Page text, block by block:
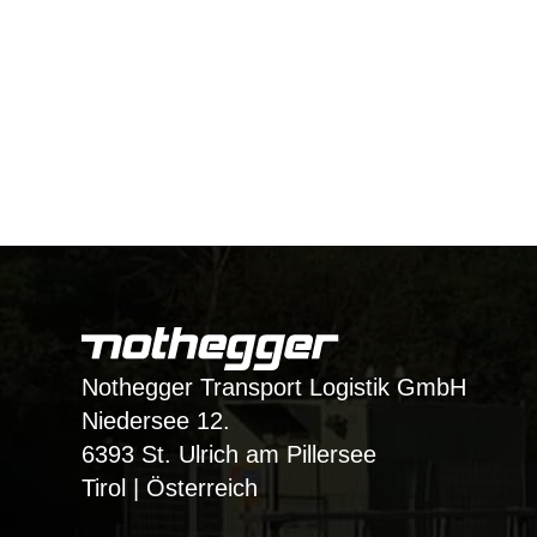
Nothegger Transport Logistik GmbH
Niedersee 12.
6393 St. Ulrich am Pillersee
Tirol | Österreich